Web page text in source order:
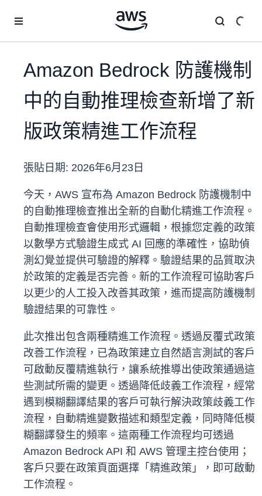
Amazon Bedrock 防護機制
中的自動推理檢查新增了新
版政策精進工作流程
張貼日期: 2026年6月23日
今天，AWS 宣布為 Amazon Bedrock 防護機制中
的自動推理檢查推出全新的自動化精進工作流程。
自動推理檢查會使用形式邏輯，根據您定義的政策
以數學方式驗證生成式 AI 回應的準確性，協助偵
測幻覺並提供可驗證的解釋。驗證結果的品質取決
於政策的定義是否完善。新的工作流程可協助客戶
以更少的人工投入改善其政策，進而提高防護機制
驗證結果的可靠性。
此次推出包含兩種精進工作流程。透過反覆式政策
改善工作流程，已為政策建立自然語言測試的客戶
可啟動反覆精進執行，讓系統推導出使政策通過這
些測試所需的變更。透過降低歧義工作流程，經常
遇到模糊翻譯結果的客戶可執行解決政策歧義工作
流程，自動精進變數描述和類型定義，同時降低模
糊翻譯發生的頻率。這兩種工作流程均可透過
Amazon Bedrock API 和 AWS 管理主控台使用；
客戶只要在政策頁面選擇「精進政策」，即可啟動
工作流程。